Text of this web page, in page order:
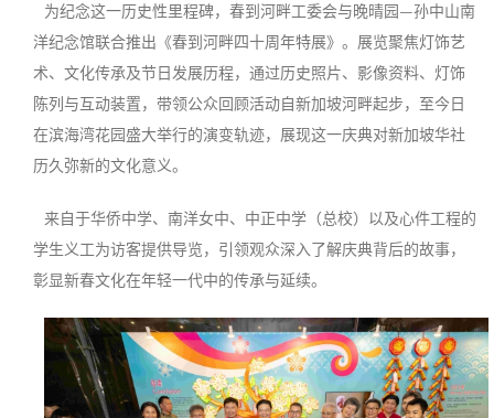
为纪念这一历史性里程碑，春到河畔工委会与晚晴园—孙中山南
洋纪念馆联合推出《春到河畔四十周年特展》。展览聚焦灯饰艺
术、文化传承及节日发展历程，通过历史照片、影像资料、灯饰
陈列与互动装置，带领公众回顾活动自新加坡河畔起步，至今日
在滨海湾花园盛大举行的演变轨迹，展现这一庆典对新加坡华社
历久弥新的文化意义。
来自于华侨中学、南洋女中、中正中学（总校）以及心件工程的
学生义工为访客提供导览，引领观众深入了解庆典背后的故事，
彰显新春文化在年轻一代中的传承与延续。